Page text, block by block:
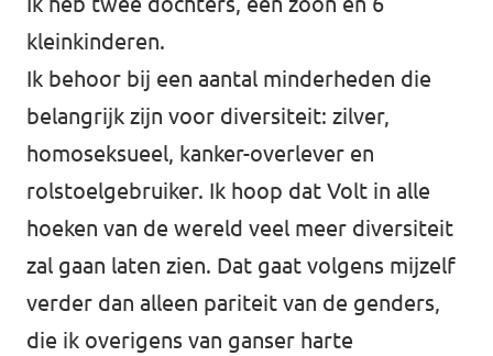
kleinkinderen.
Ik behoor bij een aantal minderheden die
belangrijk zijn voor diversiteit: zilver,
homoseksueel, kanker-overlever en
rolstoelgebruiker. Ik hoop dat Volt in alle
hoeken van de wereld veel meer diversiteit
zal gaan laten zien. Dat gaat volgens mijzelf
verder dan alleen pariteit van de genders,
die ik overigens van ganser harte